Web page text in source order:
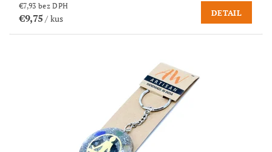
€7,93 bez DPH
€9,75/ kus
DETAIL